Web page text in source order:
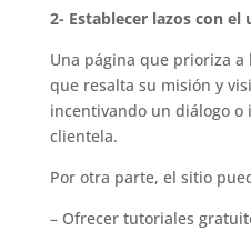
2- Establecer lazos con el
Una página que prioriza a
que resalta su misión y
incentivando un diálogo o
clientela.
Por otra parte, el sitio
– Ofrecer tutoriales